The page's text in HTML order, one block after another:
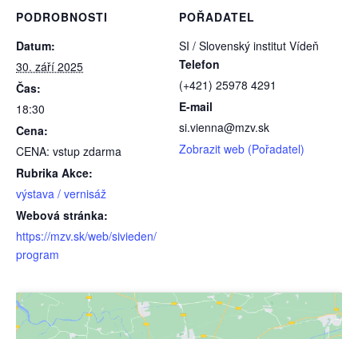
PODROBNOSTI
Datum:
30. září 2025
Čas:
18:30
Cena:
CENA: vstup zdarma
Rubrika Akce:
výstava / vernisáž
Webová stránka:
https://mzv.sk/web/sivieden/
program
POŘADATEL
SI / Slovenský institut Vídeň
Telefon
(+421) 25978 4291
E-mail
si.vienna@mzv.sk
Zobrazit web (Pořadatel)